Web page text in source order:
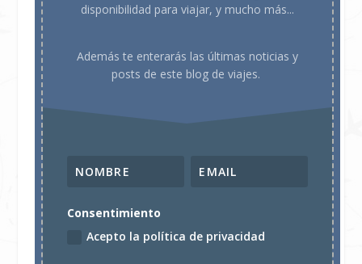
disponibilidad para viajar, y mucho más...
Además te enterarás las últimas noticias y
posts de este blog de viajes.
Consentimiento
Acepto la política de privacidad